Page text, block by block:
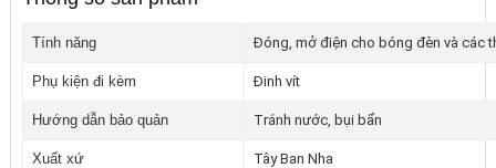
Tính năng Đóng, mở điện cho bóng đèn và các
Phụ kiện đi kèm Đinh vít
Hướng dẫn bảo quản Tránh nước, bụi bẩn
Xuất xứ Tây Ban Nha